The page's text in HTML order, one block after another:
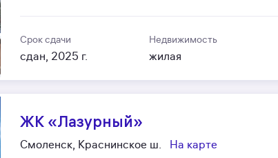
Срок сдачи
сдан, 2025 г.
Недвижимость
жилая
ЖК «Лазурный»
Смоленск, Краснинское ш. На карте